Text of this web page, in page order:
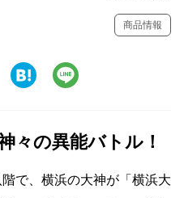
商品情報
々の異能バトル！
で、横浜の大神が「横浜大